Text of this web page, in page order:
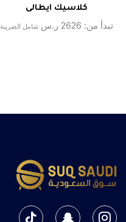
كلاسيك ايطالى
تبدأ من: 2626 ر.س شامل الضريبة